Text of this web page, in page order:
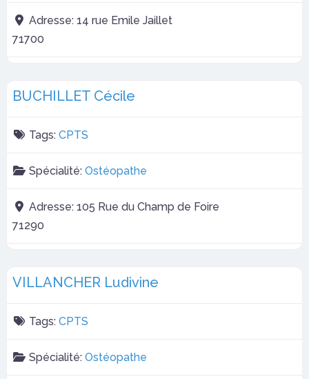
Adresse: 14 rue Emile Jaillet
71700
BUCHILLET Cécile
Tags: CPTS
Spécialité: Ostéopathe
Adresse: 105 Rue du Champ de Foire
71290
VILLANCHER Ludivine
Tags: CPTS
Spécialité: Ostéopathe